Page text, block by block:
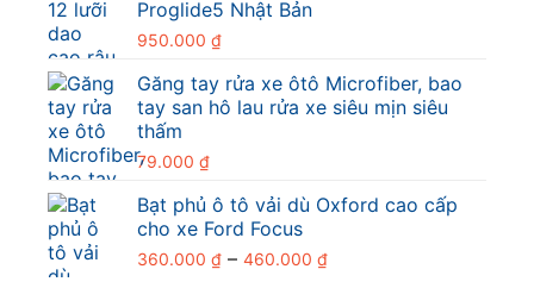
Proglide5 Nhật Bản
950.000 ₫
Găng tay rửa xe ôtô Microfiber, bao
tay san hô lau rửa xe siêu mịn siêu
thấm
79.000 ₫
Bạt phủ ô tô vải dù Oxford cao cấp
cho xe Ford Focus
360.000 ₫ – 460.000 ₫Khoảng